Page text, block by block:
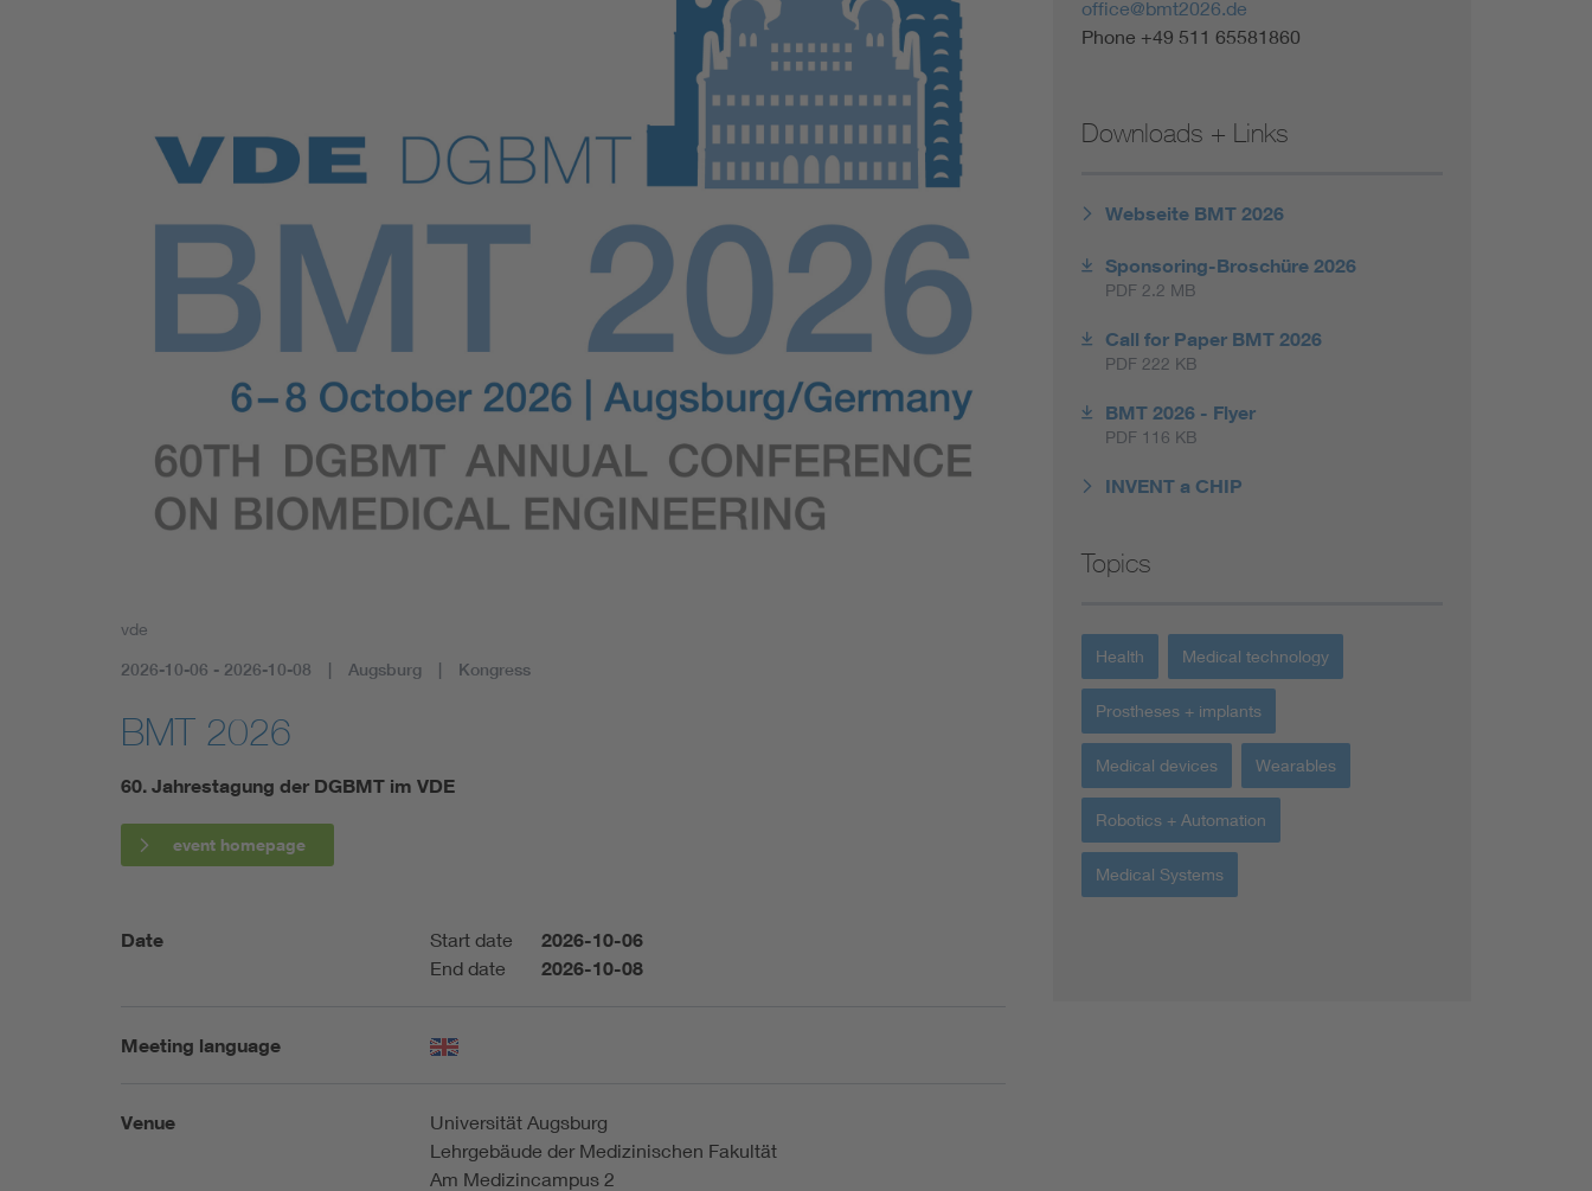
Digital Security
vde
2026-10-06 - 2026-10-08 Augsburg Kongress
BMT 2026
60. Jahrestagung der DGBMT im VDE
event homepage
Date Start date 2026-10-06
End date 2026-10-08
Meeting language
Venue
Universität Augsburg
Lehrgebäude der Medizinischen Fakultät
Am Medizincampus 2
office@bmt2026.de
Phone +49 511 65581860
Downloads + Links
Webseite BMT 2026
Sponsoring-Broschüre 2026
PDF 2.2 MB
Call for Paper BMT 2026
PDF 222 KB
BMT 2026 - Flyer
PDF 116 KB
INVENT a CHIP
Topics
Health Medical technology
Prostheses + implants
Medical devices Wearables
Robotics + Automation
Medical Systems